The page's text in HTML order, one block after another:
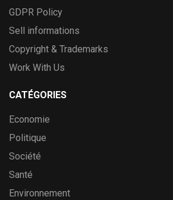
GDPR Policy
Sell informations
Copyright & Trademarks
Work With Us
CATÉGORIES
Economie
Politique
Société
Santé
Environnement